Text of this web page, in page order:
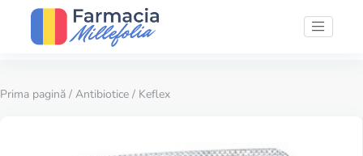
Prima pagină / Antibiotice / Keflex